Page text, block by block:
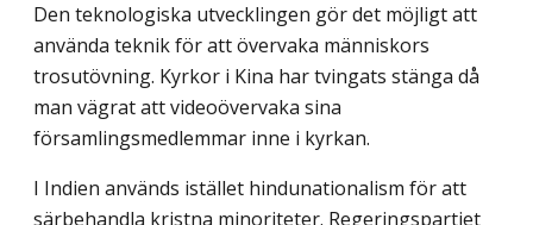
Den teknologiska utvecklingen gör det möjligt att
använda teknik för att övervaka människors
trosutövning. Kyrkor i Kina har tvingats stänga då
man vägrat att videoövervaka sina
församlingsmedlemmar inne i kyrkan.
I Indien används istället hindunationalism för att
särbehandla kristna minoriteter. Regeringspartiet